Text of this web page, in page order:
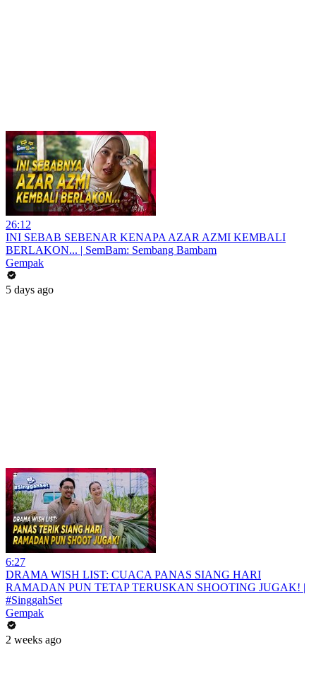
26:12
INI SEBAB SEBENAR KENAPA AZAR AZMI KEMBALI
BERLAKON... | SemBam: Sembang Bambam
Gempak
5 days ago
6:27
DRAMA WISH LIST: CUACA PANAS SIANG HARI
RAMADAN PUN TETAP TERUSKAN SHOOTING JUGAK! |
#SinggahSet
Gempak
2 weeks ago